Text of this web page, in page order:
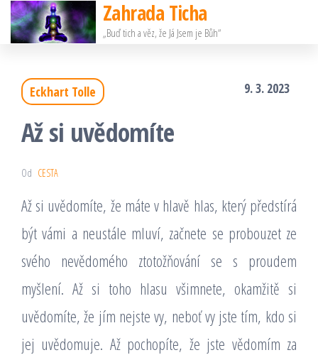
Přeskočit
na
Zahrada Ticha
„Buď tich a věz, že Já Jsem je Bůh“
Eckhart Tolle 9. 3. 2023
Až si uvědomíte
Od CESTA
Až si uvědomíte, že máte v hlavě hlas, který předstírá
být vámi a neustále mluví, začnete se probouzet ze
svého nevědomého ztotožňování se s proudem
myšlení. Až si toho hlasu všimnete, okamžitě si
uvědomíte, že jím nejste vy, neboť vy jste tím, kdo si
jej uvědomuje. Až pochopíte, že jste vědomím za